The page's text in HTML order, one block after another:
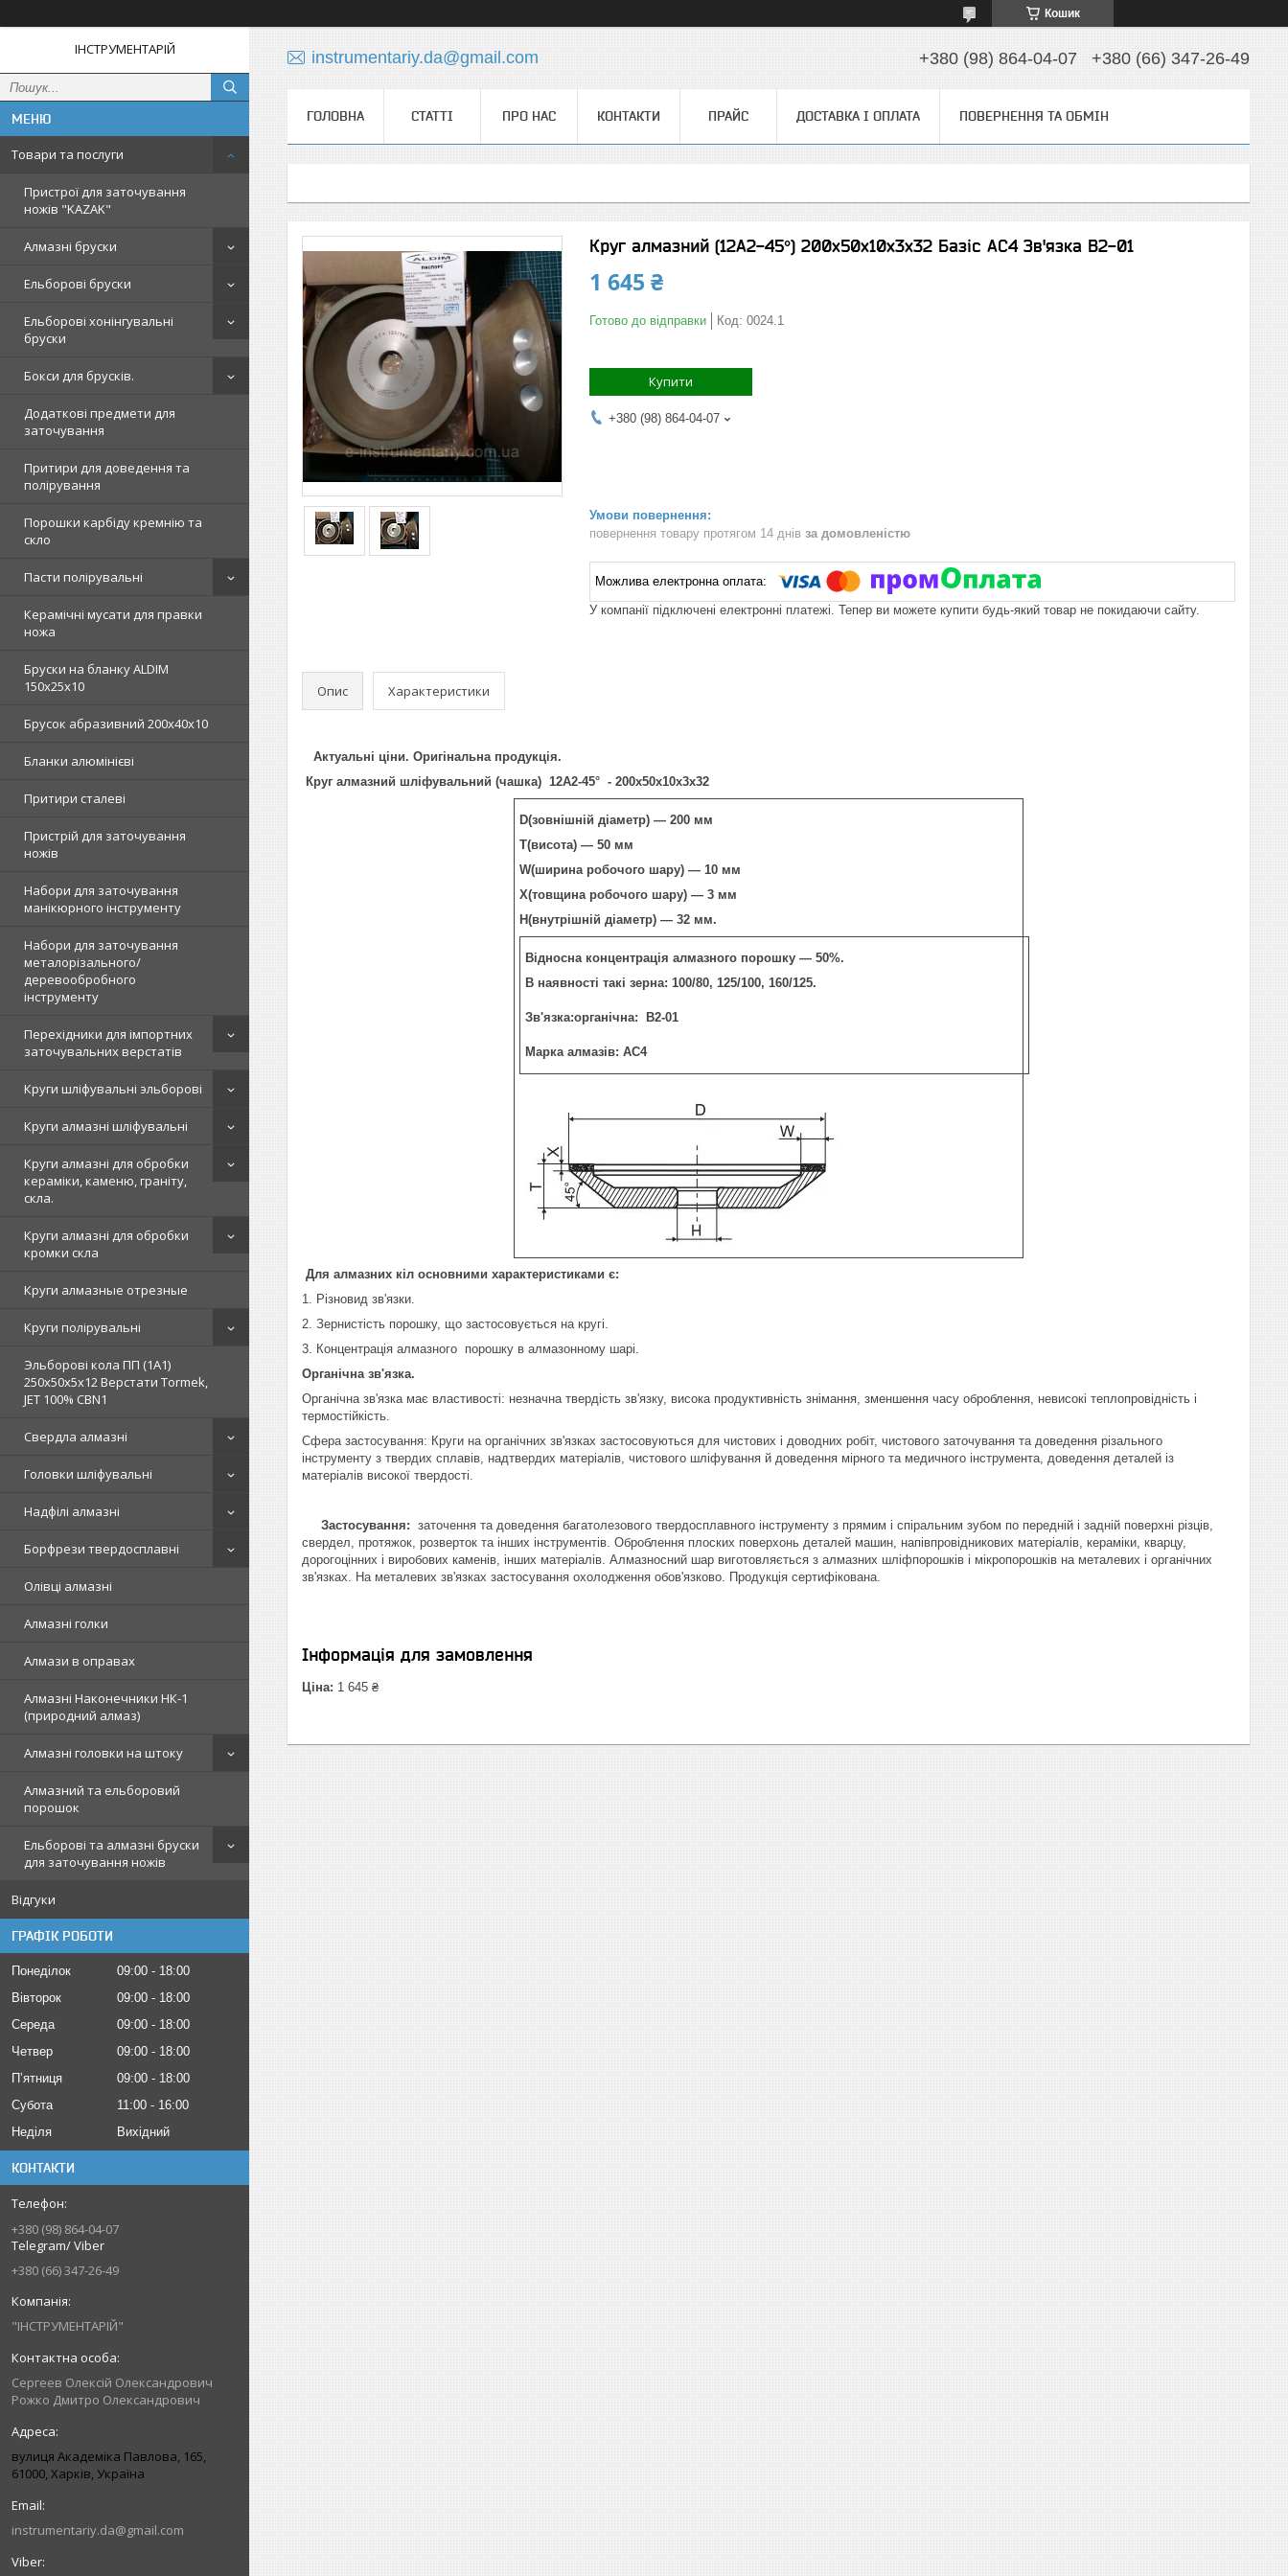
Кошик
ІНСТРУМЕНТАРІЙ
Товари та послуги
Пристрої для заточування
ножів "KAZAK"
Алмазні бруски
Ельборові бруски
Ельборові хонінгувальні
бруски
Бокси для брусків.
Додаткові предмети для
заточування
Притири для доведення та
полірування
Порошки карбіду кремнію та
скло
Пасти полірувальні
Керамічні мусати для правки
ножа
Бруски на бланку ALDIM
150х25х10
Брусок абразивний 200х40х10
Бланки алюмінієві
Притири сталеві
Пристрій для заточування
ножів
Набори для заточування
манікюрного інструменту
Набори для заточування
металорізального/
деревообробного
інструменту
Перехідники для імпортних
заточувальних верстатів
Круги шліфувальні эльборові
Круги алмазні шліфувальні
Круги алмазні для обробки
кераміки, каменю, граніту,
скла.
Круги алмазні для обробки
кромки скла
Круги алмазные отрезные
Круги полірувальні
Эльборові кола ПП (1А1)
250х50х5х12 Верстати Tormek,
JET 100% СВN1
Свердла алмазні
Головки шліфувальні
Надфілі алмазні
Борфрези твердосплавні
Олівці алмазні
Алмазні голки
Алмази в оправах
Алмазні Наконечники НК-1
(природний алмаз)
Алмазні головки на штоку
Алмазний та ельборовий
порошок
Ельборові та алмазні бруски
для заточування ножів
Відгуки
ГРАФІК РОБОТИ
Понеділок 09:00
18:00
Вівторок
09:00
18:00
Середа
09:00
18:00
Четвер
09:00
18:00
Пʼятниця
09:00
18:00
Субота
11:00
16:00
Неділя
Вихідний
КОНТАКТИ
+380 (98) 864-04-07
Telegram/ Viber
+380 (66) 347-26-49
"ІНСТРУМЕНТАРІЙ"
Сергеев Олексій Олександрович
Рожко Дмитро Олександрович
вулиця Академіка Павлова, 165,
61000, Харків, Україна
instrumentariy.da@gmail.com
instrumentariy.da@gmail.com +380 (98) 864-04-07 +380 (66) 347-26-49
ГОЛОВНА СТАТТІ ПРО НАС КОНТАКТИ ПРАЙС ДОСТАВКА І ОПЛАТА ПОВЕРНЕННЯ ТА ОБМІН
Круг алмазний (12А2-45°) 200х50х10х3х32 Базіс АС4 Зв'язка В2-01
1 645 ₴
Готово до відправки Код: 0024.1
Купити
+380 (98) 864-04-07
повернення товару протягом 14 днів за домовленістю
У компанії підключені електронні платежі. Тепер ви можете купити будь-який товар не покидаючи сайту.
Опис Характеристики
Актуальні ціни. Оригінальна продукція.
Круг алмазний шліфувальний (чашка) 12А2-45° - 200х50х10х3х32
D(зовнішній діаметр) — 200 мм
Т(висота) — 50 мм
W(ширина робочого шару) — 10 мм
Х(товщина робочого шару) — 3 мм
Н(внутрішній діаметр) — 32 мм.
Відносна концентрація алмазного порошку — 50%.
В наявності такі зерна: 100/80, 125/100, 160/125.
Зв'язка:органічна: В2-01
Марка алмазів: АС4
Для алмазних кіл основними характеристиками є:
1. Різновид зв'язки.
2. Зернистість порошку, що застосовується на кругі.
3. Концентрація алмазного порошку в алмазонному шарі.
Органічна зв'язка.
Органічна зв'язка має властивості: незначна твердість зв'язку, висока продуктивність знімання, зменшення часу оброблення, невисокі теплопровідність і
термостійкість.
Сфера застосування: Круги на органічних зв'язках застосовуються для чистових і доводних робіт, чистового заточування та доведення різального
інструменту з твердих сплавів, надтвердих матеріалів, чистового шліфування й доведення мірного та медичного інструмента, доведення деталей із
матеріалів високої твердості.
Застосування: заточення та доведення багатолезового твердосплавного інструменту з прямим і спіральним зубом по передній і задній поверхні різців,
свердел, протяжок, розверток та інших інструментів. Оброблення плоских поверхонь деталей машин, напівпровідникових матеріалів, кераміки, кварцу,
дорогоцінних і виробових каменів, інших матеріалів. Алмазносний шар виготовляється з алмазних шліфпорошків і мікропорошків на металевих і органічних
зв'язках. На металевих зв'язках застосування охолодження обов'язково. Продукція сертифікована.
Інформація для замовлення
Ціна: 1 645 ₴